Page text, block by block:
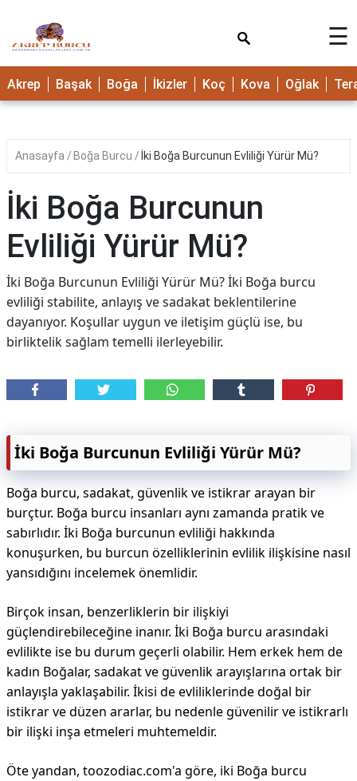
☰
Akrep Başak Boğa İkizler Koç Kova Oğlak
Anasayfa Boğa Burcu İki Boğa Burcunun Evliliği Yürür Mü?
İki Boğa Burcunun
Evliliği Yürür Mü?
İki Boğa Burcunun Evliliği Yürür Mü? İki Boğa burcu
evliliği stabilite, anlayış ve sadakat beklentilerine
dayanıyor. Koşullar uygun ve iletişim güçlü ise, bu
birliktelik sağlam temelli ilerleyebilir.
İki Boğa Burcunun Evliliği Yürür Mü?
Boğa burcu, sadakat, güvenlik ve istikrar arayan bir
burçtur. Boğa burcu insanları aynı zamanda pratik ve
sabırlıdır. İki Boğa burcunun evliliği hakkında
konuşurken, bu burcun özelliklerinin evlilik ilişkisine nasıl
yansıdığını incelemek önemlidir.
Birçok insan, benzerliklerin bir ilişkiyi
güçlendirebileceğine inanır. İki Boğa burcu arasındaki
evlilikte ise bu durum geçerli olabilir. Hem erkek hem de
kadın Boğalar, sadakat ve güvenlik arayışlarına ortak bir
anlayışla yaklaşabilir. İkisi de evliliklerinde doğal bir
istikrar ve düzen ararlar, bu nedenle güvenilir ve istikrarlı
bir ilişki inşa etmeleri muhtemeldir.
Öte yandan, toozodiac.com'a göre, iki Boğa burcu